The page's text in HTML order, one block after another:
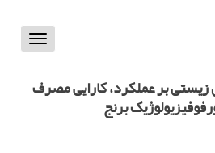
Toggle
زیستی بر عملکرد، کارایی مصرف
برنج